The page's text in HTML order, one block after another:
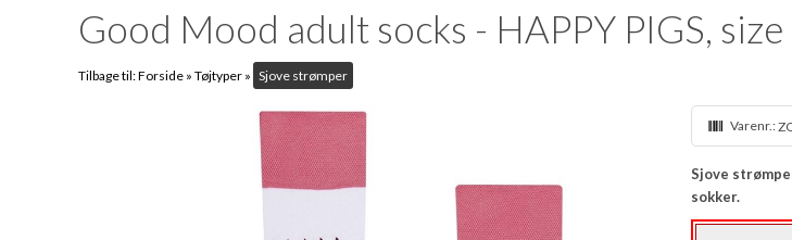
Good Mood adult socks - HAPPY PIGS,
Tilbage til:Forside » Tøjtyper » Sjove strømper
Varenr.:
Sjove
sokker.